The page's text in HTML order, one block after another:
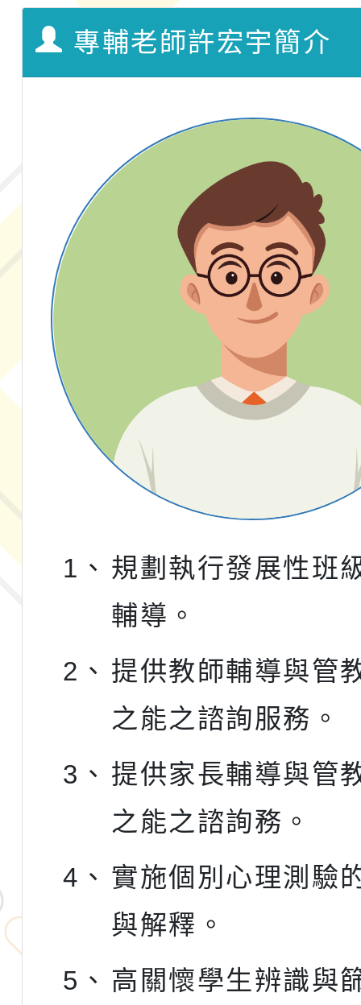
專輔老師許宏宇簡介
1、 規劃執行發展性班
輔導。
2、 提供教師輔導與管
之能之諮詢服務。
3、 提供家長輔導與管
之能之諮詢務。
4、 實施個別心理測驗
與解釋。
5、 高關懷學生辨識與